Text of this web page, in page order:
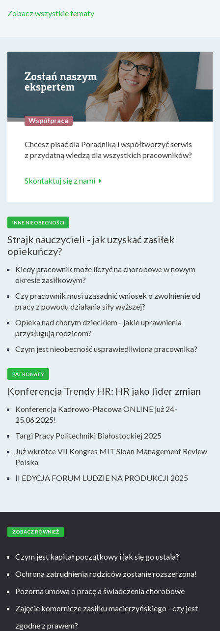
Zobacz wszystkie tematy
Zostań naszym
ekspertem
Współpraca
Chcesz pisać dla Poradnika i współtworzyć serwis
z przydatną wiedzą dla wszystkich pracowników?
Skontaktuj się z nami
INNE NIEOBECNOŚCI
Strajk nauczycieli - jak uzyskać zasiłek
opiekuńczy?
Kiedy pracownik może liczyć na chorobowe w nowym
okresie zasiłkowym?
Czy pracownik musi uzasadnić wniosek o zwolnienie od
pracy z powodu działania siły wyższej?
Opieka nad chorym dzieckiem - jakie uprawnienia
przysługują rodzicom?
Czym jest nieobecność usprawiedliwiona pracownika?
PATRONATY
Konferencja Trendy HR: HR jako lider zmian
Konferencja Kadrowo-Płacowa ONLINE już 24-
25.06.2025!
Targi Pracy Politechniki Białostockiej 2025
Już wkrótce VII Kongres MIT Sloan Management Review
Polska
II EDYCJA FORUM LUDZIE NA PRODUKCJI 2025
ZOBACZ RÓWNIEŻ
Czym jest kapitał początkowy i jak się go ustala?
Ochrona zatrudnienia rodziców zostanie rozszerzona!
Pozorna umowa o pracę a świadczenia chorobowe
Zajęcie komornicze zasiłku macierzyńskiego - czy jest
zgodne z prawem?